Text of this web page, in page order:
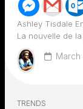
Ashley Tisdale
La nouvelle de la
March
TRENDS